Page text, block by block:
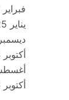
فبراير 2025
يناير 2025
ديسمبر
أكتوبر 2024
أغسطس
أكتوبر 2023